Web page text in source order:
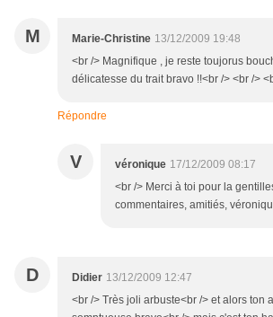
M Marie-Christine 13/12/2009 19:48
<br /> Magnifique , je reste toujorus
délicatesse du trait bravo !!<br /> <br />
Répondre
V véronique 17/12/2009 08:17
<br /> Merci à toi pour la
commentaires, amitiés,
D Didier 13/12/2009 12:47
<br /> Très joli arbuste<br /> et alors ton